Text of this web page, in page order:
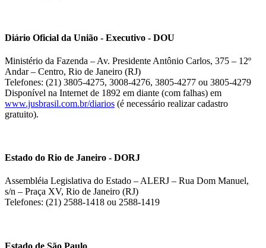
Diário Oficial da União - Executivo - DOU
Ministério da Fazenda – Av. Presidente Antônio Carlos, 375 – 12º
Andar – Centro, Rio de Janeiro (RJ)
Telefones: (21) 3805-4275, 3008-4276, 3805-4277 ou 3805-4279
Disponível na Internet de 1892 em diante (com falhas) em
www.jusbrasil.com.br/diarios (é necessário realizar cadastro
gratuito).
Estado do Rio de Janeiro - DORJ
Assembléia Legislativa do Estado – ALERJ – Rua Dom Manuel,
s/n – Praça XV, Rio de Janeiro (RJ)
Telefones: (21) 2588-1418 ou 2588-1419
Estado de São Paulo